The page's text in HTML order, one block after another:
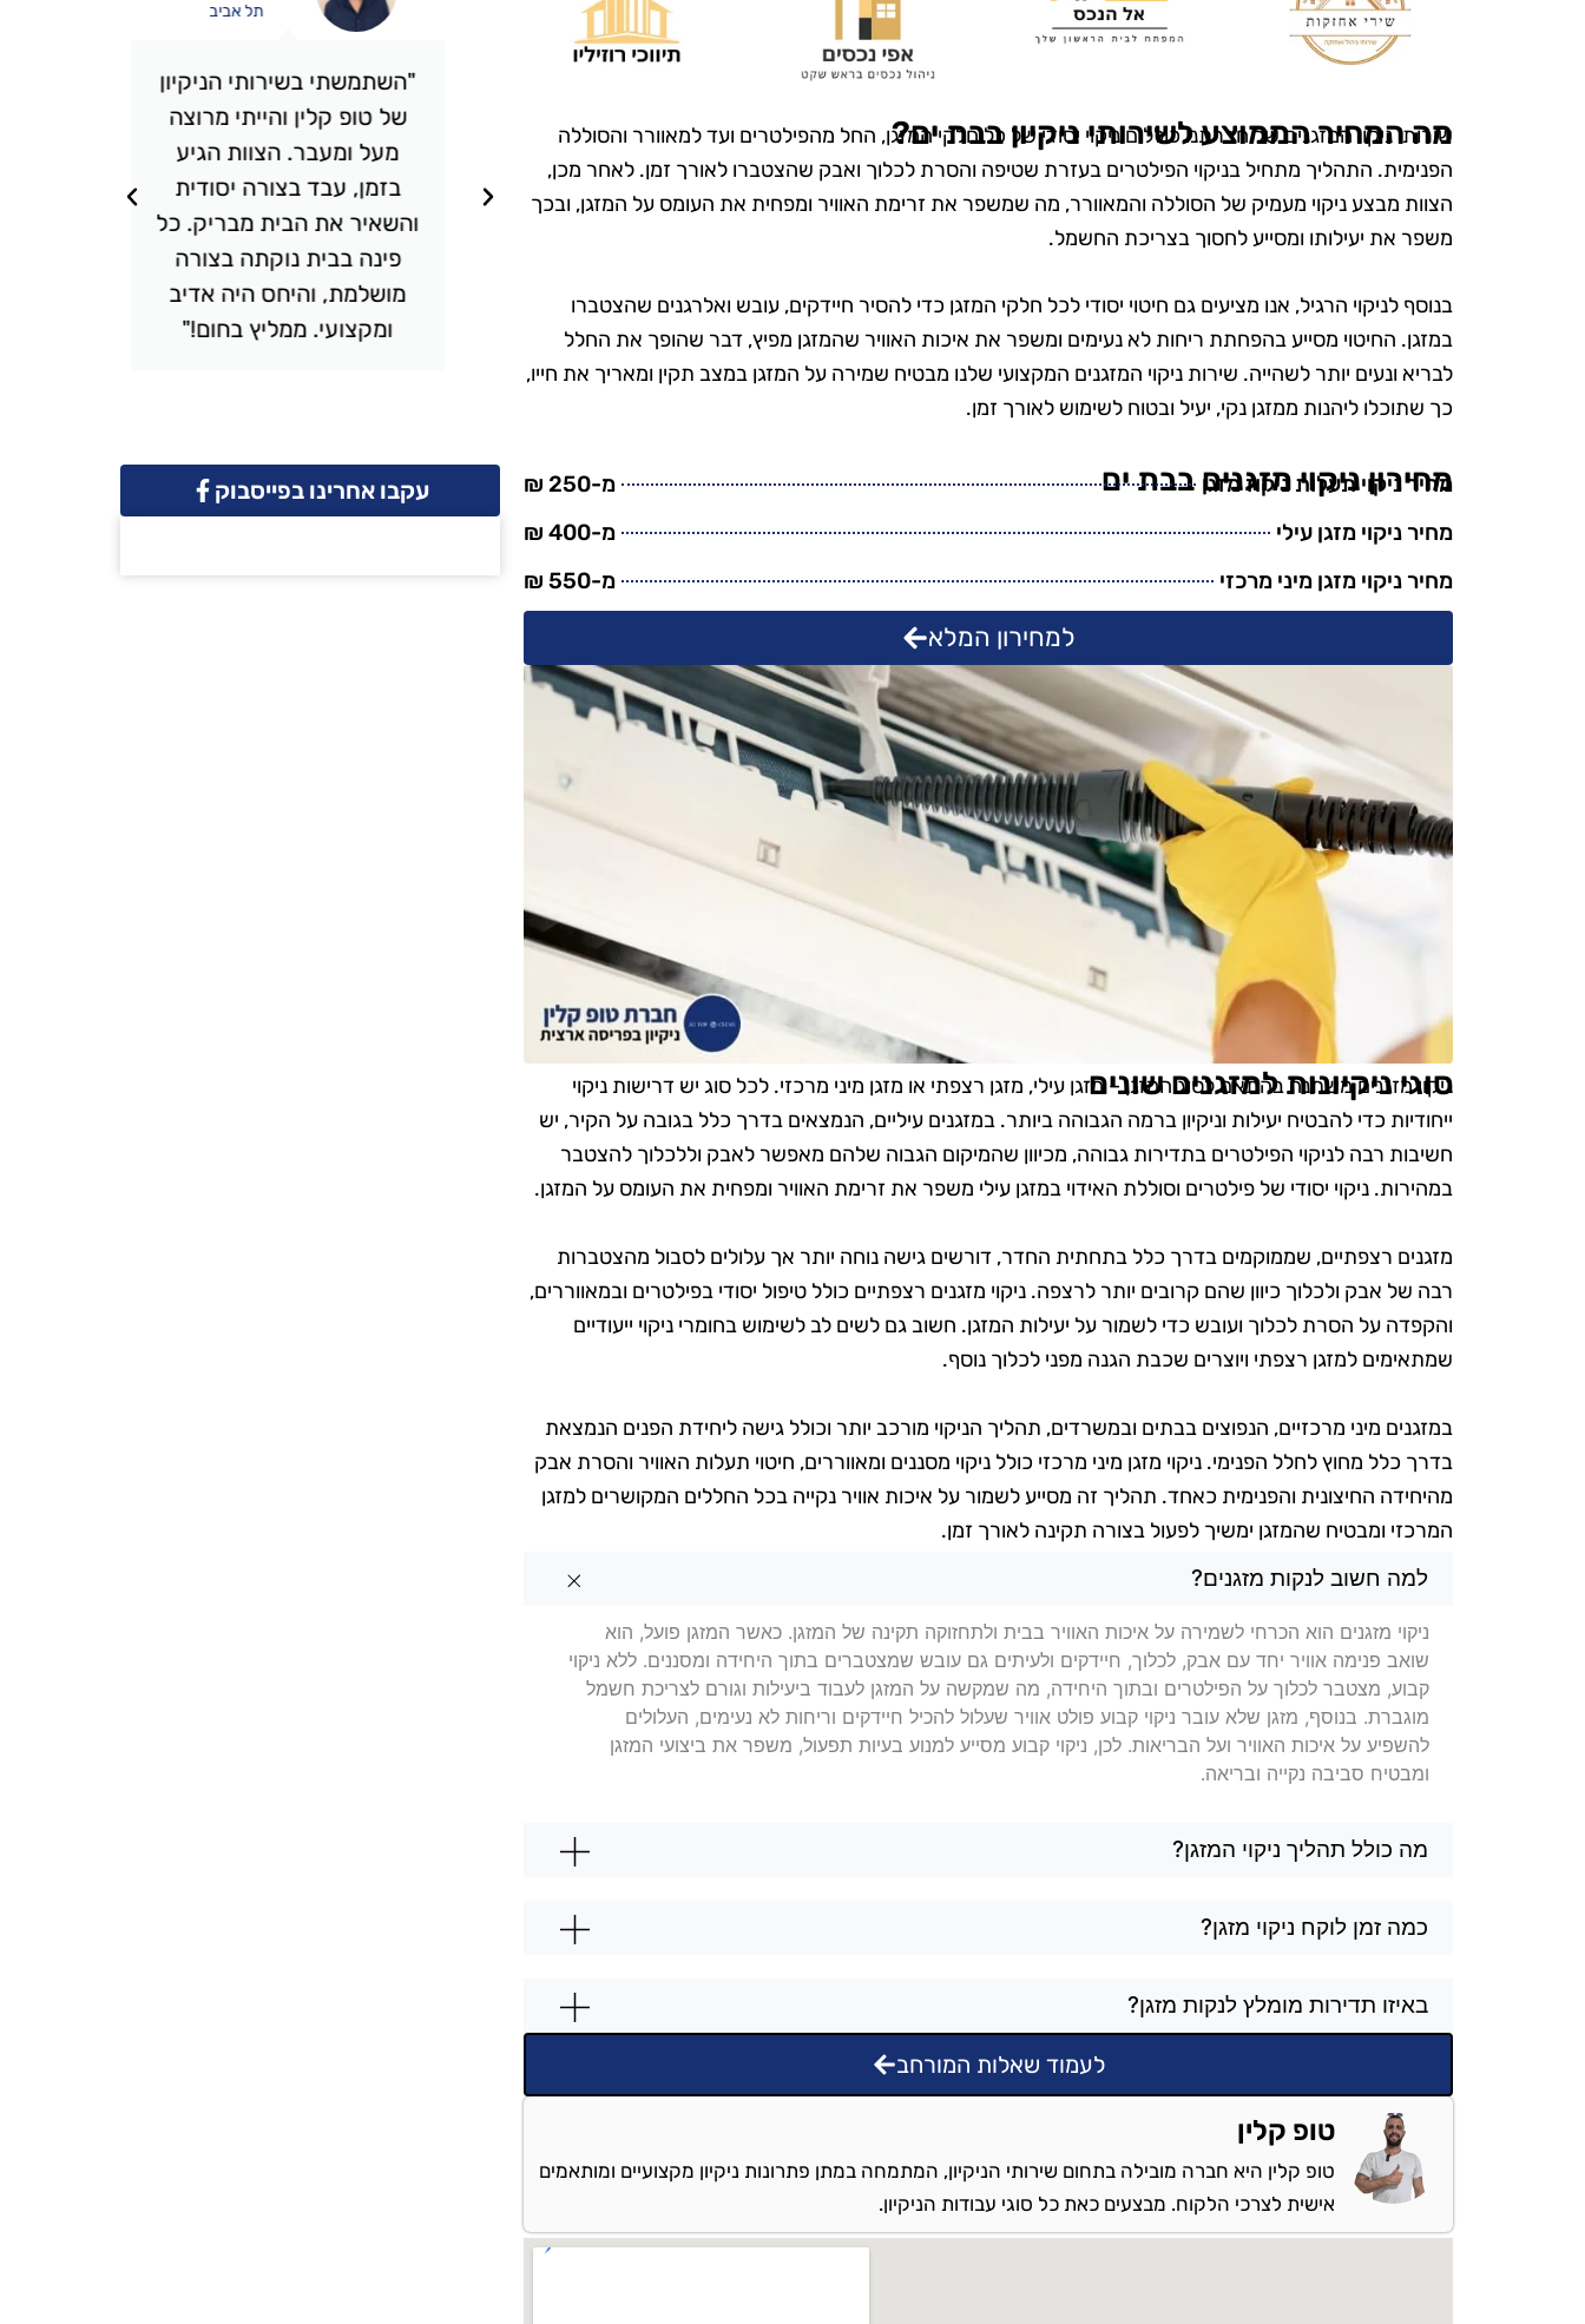
מה המחיר הממוצע לשירותי ניקיון בבת ים?
שירותי ניקוי המזגנים של חברתנו כוללים ניקוי יסודי של כל חלקי המזגן, החל מהפילטרים ועד למאוורר והסוללה
הפנימית. התהליך מתחיל בניקוי הפילטרים בעזרת שטיפה והסרת לכלוך ואבק שהצטברו לאורך זמן. לאחר מכן,
הצוות מבצע ניקוי מעמיק של הסוללה והמאוורר, מה שמשפר את זרימת האוויר ומפחית את העומס על המזגן, ובכך
משפר את יעילותו ומסייע לחסוך בצריכת החשמל.
בנוסף לניקוי הרגיל, אנו מציעים גם חיטוי יסודי לכל חלקי המזגן כדי להסיר חיידקים, עובש ואלרגנים שהצטברו
במזגן. החיטוי מסייע בהפחתת ריחות לא נעימים ומשפר את איכות האוויר שהמזגן מפיץ, דבר שהופך את החלל
לבריא ונעים יותר לשהייה. שירות ניקוי המזגנים המקצועי שלנו מבטיח שמירה על המזגן במצב תקין ומאריך את חייו,
כך שתוכלו ליהנות ממזגן נקי, יעיל ובטוח לשימוש לאורך זמן.
מחירון ניקוי מזגנים בבת ים
מחיר ניקוי תעלות ניקוז מזגן
מ-250 ₪
מחיר ניקוי מזגן עילי
מ-400 ₪
מחיר ניקוי מזגן מיני מרכזי
מ-550 ₪
למחירון המלא
סוגי ניקיונות למזגנים שונים
ניקוי מזגנים משתנה בהתאם לסוג המזגן – מזגן עילי, מזגן רצפתי או מזגן מיני מרכזי. לכל סוג יש דרישות ניקוי
ייחודיות כדי להבטיח יעילות וניקיון ברמה הגבוהה ביותר. במזגנים עיליים, הנמצאים בדרך כלל בגובה על הקיר, יש
חשיבות רבה לניקוי הפילטרים בתדירות גבוהה, מכיוון שהמיקום הגבוה שלהם מאפשר לאבק וללכלוך להצטבר
במהירות. ניקוי יסודי של פילטרים וסוללת האידוי במזגן עילי משפר את זרימת האוויר ומפחית את העומס על המזגן.
מזגנים רצפתיים, שממוקמים בדרך כלל בתחתית החדר, דורשים גישה נוחה יותר אך עלולים לסבול מהצטברות
רבה של אבק ולכלוך כיוון שהם קרובים יותר לרצפה. ניקוי מזגנים רצפתיים כולל טיפול יסודי בפילטרים ובמאווררים,
והקפדה על הסרת לכלוך ועובש כדי לשמור על יעילות המזגן. חשוב גם לשים לב לשימוש בחומרי ניקוי ייעודיים
שמתאימים למזגן רצפתי ויוצרים שכבת הגנה מפני לכלוך נוסף.
במזגנים מיני מרכזיים, הנפוצים בבתים ובמשרדים, תהליך הניקוי מורכב יותר וכולל גישה ליחידת הפנים הנמצאת
בדרך כלל מחוץ לחלל הפנימי. ניקוי מזגן מיני מרכזי כולל ניקוי מסננים ומאווררים, חיטוי תעלות האוויר והסרת אבק
מהיחידה החיצונית והפנימית כאחד. תהליך זה מסייע לשמור על איכות אוויר נקייה בכל החללים המקושרים למזגן
המרכזי ומבטיח שהמזגן ימשיך לפעול בצורה תקינה לאורך זמן.
שאלות בנושא ניקוי מזגנים בבת ים
למה חשוב לנקות מזגנים?
ניקוי מזגנים הוא הכרחי לשמירה על איכות האוויר בבית ולתחזוקה תקינה של המזגן. כאשר המזגן פועל, הוא
שואב פנימה אוויר יחד עם אבק, לכלוך, חיידקים ולעיתים גם עובש שמצטברים בתוך היחידה ומסננים. ללא ניקוי
קבוע, מצטבר לכלוך על הפילטרים ובתוך היחידה, מה שמקשה על המזגן לעבוד ביעילות וגורם לצריכת חשמל
מוגברת. בנוסף, מזגן שלא עובר ניקוי קבוע פולט אוויר שעלול להכיל חיידקים וריחות לא נעימים, העלולים
להשפיע על איכות האוויר ועל הבריאות. לכן, ניקוי קבוע מסייע למנוע בעיות תפעול, משפר את ביצועי המזגן
ומבטיח סביבה נקייה ובריאה.
מה כולל תהליך ניקוי המזגן?
כמה זמן לוקח ניקוי מזגן?
באיזו תדירות מומלץ לנקות מזגן?
לעמוד שאלות המורחב
טופ קלין
טופ קלין היא חברה מובילה בתחום שירותי הניקיון, המתמחה במתן פתרונות ניקיון מקצועיים ומותאמים
אישית לצרכי הלקוח. מבצעים כאת כל סוגי עבודות הניקיון.
"אני כל כך שמחה שמצאתי
מעולם לא היה כל כך נקי
ומטופח. הם דאגו לכל
הפרטים הקטנים, וגם
ידידותיים לסביבה. השירות
היה נהדר, והמחיר היה הוגן.
אין ספק שאמשיך להשתמש
בשירותיהם."
המלצות טובות, ולא
התאכזבתי. הצוות הגיע
בזמן, היה מאוד מקצועי
ומסודר בדיוק כמו שציפיתי.
בהחלט אשתמש בשירותים
שלהם שוב בעתיד!"
"השתמשתי בשירותי הניקיון
של טופ קלין והייתי מרוצה
מעל ומעבר. הצוות הגיע
בזמן, עבד בצורה יסודית
והשאיר את הבית מבריק. כל
פינה בבית נוקתה בצורה
מושלמת, והיחס היה אדיב
ומקצועי. ממליץ בחום!"
תל אביב
עקבו אחרינו בפייסבוק